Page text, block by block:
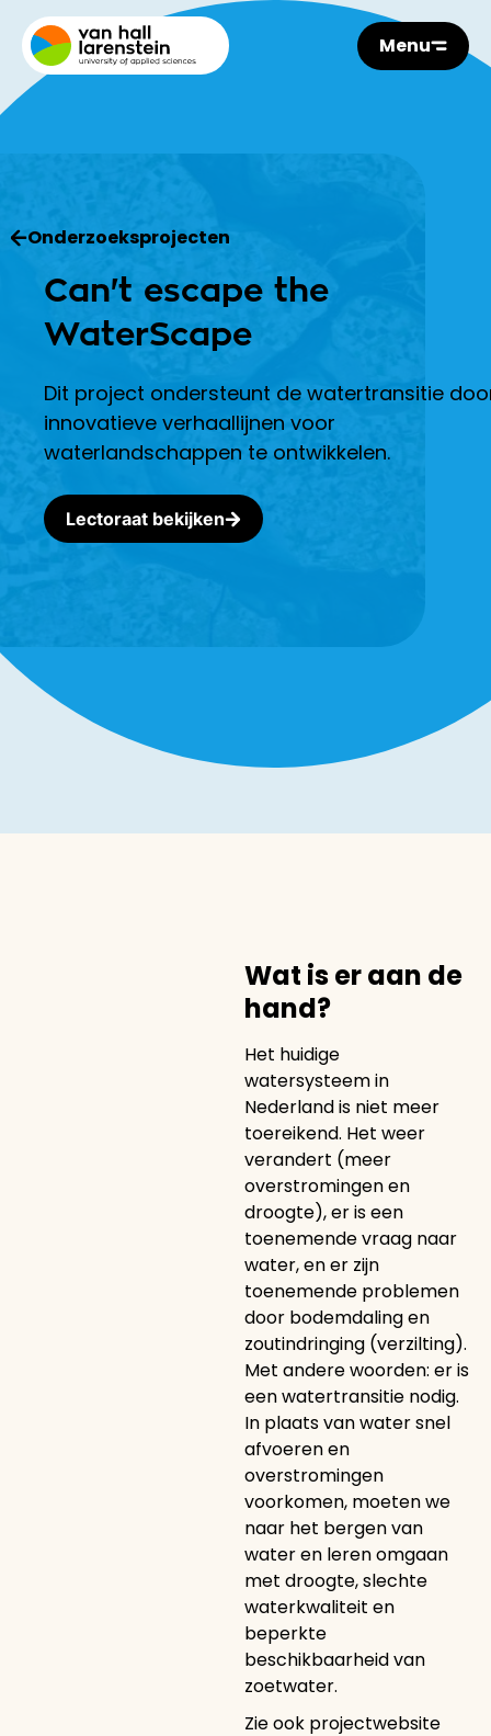
Menu
Onderzoeksprojecten
Can't escape the
WaterScape
Dit project ondersteunt de watertransitie
innovatieve verhaallijnen voor
waterlandschappen te ontwikkelen.
Lectoraat bekijken
Wat is er aan de
hand?
Het huidige
watersysteem in
Nederland is niet meer
toereikend. Het weer
verandert (meer
overstromingen en
droogte), er is een
toenemende vraag naar
water, en er zijn
toenemende problemen
door bodemdaling en
zoutindringing (verzilting).
Met andere woorden: er is
een watertransitie nodig.
In plaats van water snel
afvoeren en
overstromingen
voorkomen, moeten we
naar het bergen van
water en leren omgaan
met droogte, slechte
waterkwaliteit en
beperkte
beschikbaarheid van
zoetwater.
Zie ook projectwebsite